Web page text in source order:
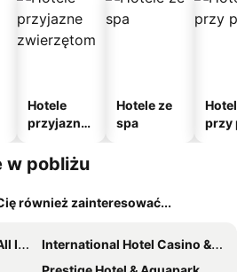
Hotele
przyjazne
m
Hotele ze
spa
przy
w pobliżu
również zainteresować...
International Hotel Casino & Tower Suites